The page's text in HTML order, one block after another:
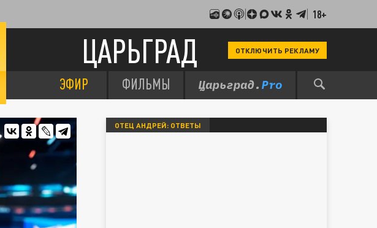
18+
ЦАРЬГРАД ОТКЛЮЧИТЬ РЕКЛАМУ
ЭФИР ФИЛЬМЫ
ОТЕЦ АНДРЕЙ: ОТВЕТЫ